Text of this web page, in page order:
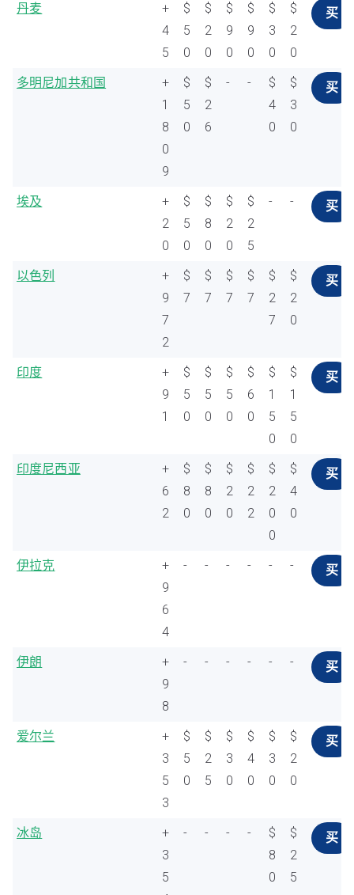
丹麦
+
4
5
$
5
0
$
2
0
$
9
0
$
9
0
$
3
0
$
2
0
买
多明尼加共和国
+
1
8
0
9
$
5
0
$
2
6
- -
$
4
0
$
3
0
买
埃及
+
2
0
$
5
0
$
8
0
$
2
0
$
2
5
- - 买
以色列
+
9
7
2
$
7
$
7
$
7
$
7
$
2
7
$
2
0
买
印度
+
9
1
$
5
0
$
5
0
$
5
0
$
6
0
$
1
5
0
$
1
5
0
买
印度尼西亚
+
6
2
$
8
0
$
8
0
$
2
0
$
2
2
$
2
0
0
$
4
0
买
伊拉克
+
9
6
4
- - - - - - 买
伊朗
+
9
8
- - - - - - 买
爱尔兰
+
3
5
3
$
5
0
$
2
5
$
3
0
$
4
0
$
3
0
$
2
0
买
冰岛
+
3
5
- - - -
$
8
0
$
2
5
买